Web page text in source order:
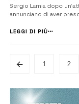
Sergio Lamia dopo
annunciano di aver
richiesta di ripescaggio
LEGGI DI PIÙ
1 2